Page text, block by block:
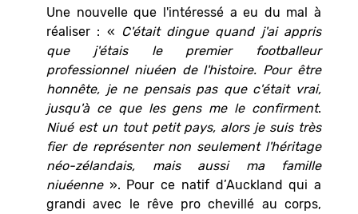
Une nouvelle que l'intéressé a eu du mal à
réaliser : « C'était dingue quand j'ai appris
que j'étais le premier footballeur
professionnel niuéen de l'histoire. Pour être
honnête, je ne pensais pas que c'était vrai,
jusqu'à ce que les gens me le confirment.
Niué est un tout petit pays, alors je suis très
fier de représenter non seulement l'héritage
néo-zélandais, mais aussi ma famille
niuéenne». Pour ce natif d’Auckland qui a
grandi avec le rêve pro chevillé au corps,